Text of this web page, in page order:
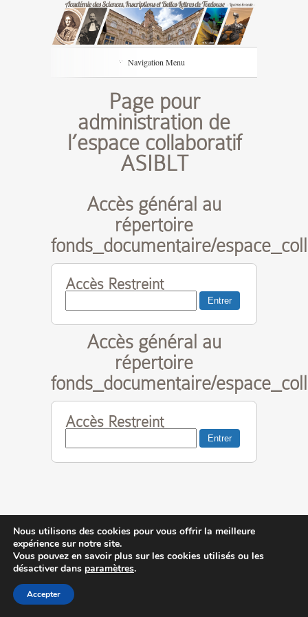
Navigation Menu
Page pour
administration de
l’espace collaboratif
ASIBLT
Accès général au
répertoire
fonds_documentaire/
Accès Restreint
Accès général au
répertoire
fonds_documentaire/
Accès Restreint
Contactez-nous| MA © 2014-2023
Nous utilisons des cookies pour vous offrir la meilleure
expérience sur notre site.
Vous pouvez en savoir plus sur les cookies utilisés ou les
désactiver dans paramètres.
Accepter